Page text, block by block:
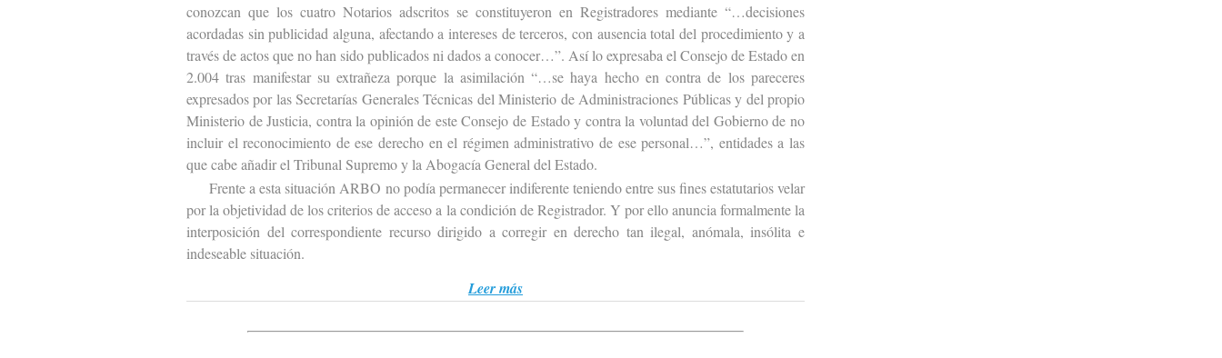
conozcan que los cuatro Notarios adscritos se constituyeron en Registradores mediante “…decisiones
acordadas sin publicidad alguna, afectando a intereses de terceros, con ausencia total del procedimiento y a
través de actos que no han sido publicados ni dados a conocer…”. Así lo expresaba el Consejo de Estado en
2.004 tras manifestar su extrañeza porque la asimilación “…se haya hecho en contra de los pareceres
expresados por las Secretarías Generales Técnicas del Ministerio de Administraciones Públicas y del propio
Ministerio de Justicia, contra la opinión de este Consejo de Estado y contra la voluntad del Gobierno de no
incluir el reconocimiento de ese derecho en el régimen administrativo de ese personal…”, entidades a las
que cabe añadir el Tribunal Supremo y la Abogacía General del Estado.
Frente a esta situación ARBO no podía permanecer indiferente teniendo entre sus fines estatutarios velar
por la objetividad de los criterios de acceso a la condición de Registrador. Y por ello anuncia formalmente la
interposición del correspondiente recurso dirigido a corregir en derecho tan ilegal, anómala, insólita e
indeseable situación.
Leer más